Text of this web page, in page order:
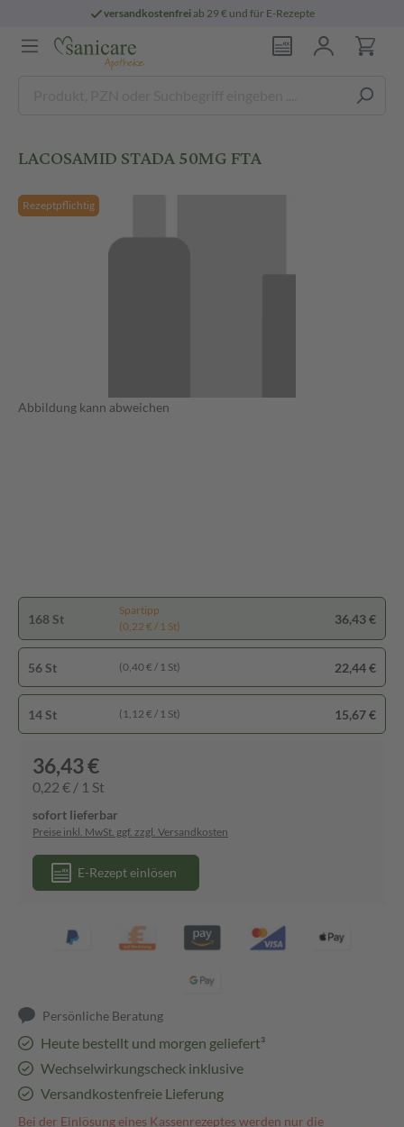
versandkostenfreiab 29 € und für E-Rezepte
LACOSAMID STADA 50MG FTA
Rezeptpflichtig
Abbildung kann abweichen
168 St
Spartipp
(0,22 € / 1 St)
36,43 €
56 St (0,40 € / 1 St) 22,44 €
14 St (1,12 € / 1 St) 15,67 €
36,43 €
0,22 € / 1 St
sofort lieferbar
Preise inkl. MwSt. ggf. zzgl. Versandkosten
E-Rezept einlösen
Persönliche Beratung
Heute bestellt und morgen geliefert³
Wechselwirkungscheck inklusive
Versandkostenfreie Lieferung
Bei der Einlösung eines Kassenrezeptes werden nur die